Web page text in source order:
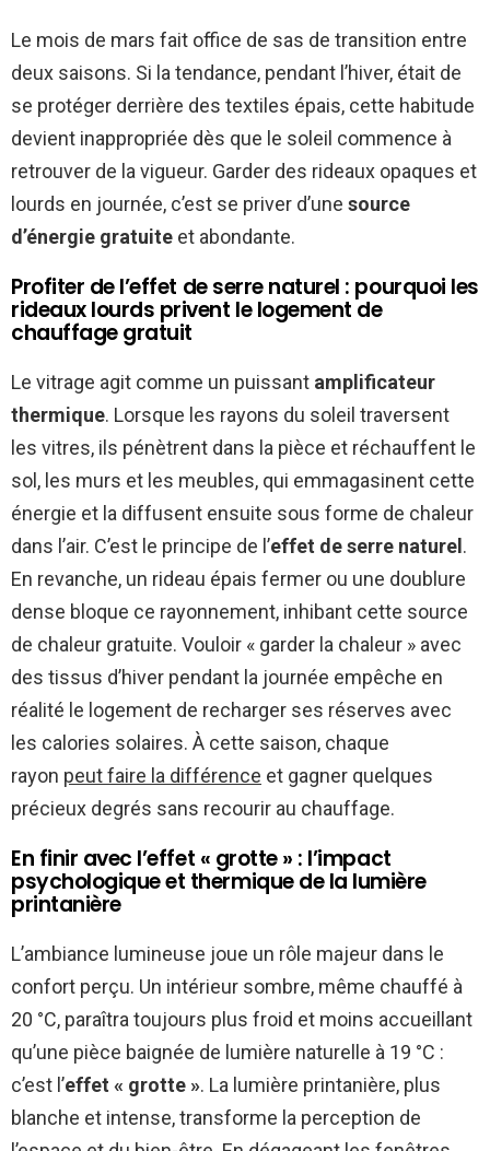
Le mois de mars fait office de sas de transition entre
deux saisons. Si la tendance, pendant l’hiver, était de
se protéger derrière des textiles épais, cette habitude
devient inappropriée dès que le soleil commence à
retrouver de la vigueur. Garder des rideaux opaques et
lourds en journée, c’est se priver d’une source
d’énergie gratuite et abondante.
Profiter de l’effet de serre naturel : pourquoi les
rideaux lourds privent le logement de
chauffage gratuit
Le vitrage agit comme un puissant amplificateur
thermique. Lorsque les rayons du soleil traversent
les vitres, ils pénètrent dans la pièce et réchauffent le
sol, les murs et les meubles, qui emmagasinent cette
énergie et la diffusent ensuite sous forme de chaleur
dans l’air. C’est le principe de l’effet de serre naturel.
En revanche, un rideau épais fermer ou une doublure
dense bloque ce rayonnement, inhibant cette source
de chaleur gratuite. Vouloir « garder la chaleur » avec
des tissus d’hiver pendant la journée empêche en
réalité le logement de recharger ses réserves avec
les calories solaires. À cette saison, chaque
rayon peut faire la différence et gagner quelques
précieux degrés sans recourir au chauffage.
En finir avec l’effet « grotte » : l’impact
psychologique et thermique de la lumière
printanière
L’ambiance lumineuse joue un rôle majeur dans le
confort perçu. Un intérieur sombre, même chauffé à
20 °C, paraîtra toujours plus froid et moins accueillant
qu’une pièce baignée de lumière naturelle à 19 °C :
c’est l’effet « grotte ». La lumière printanière, plus
blanche et intense, transforme la perception de